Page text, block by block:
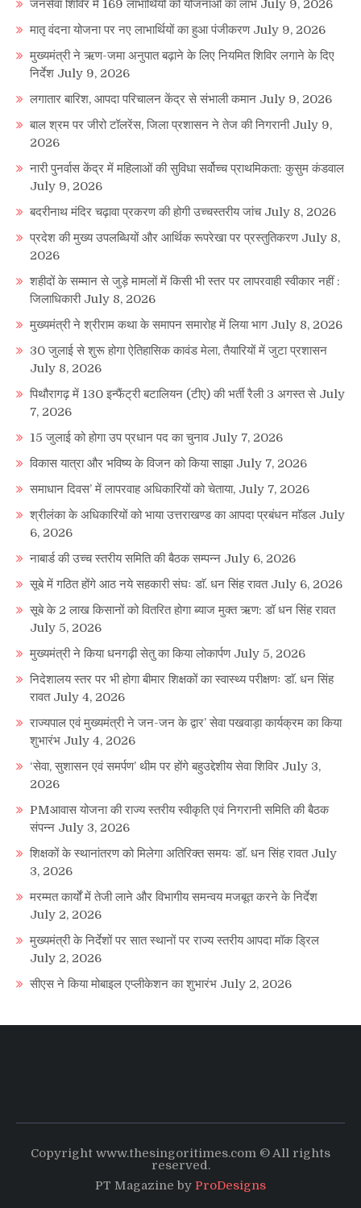
जनसेवा शिविर में 169 लाभार्थियों को योजनाओं का लाभ July 9, 2026
मातृ वंदना योजना पर नए लाभार्थियों का हुआ पंजीकरण July 9, 2026
मुख्यमंत्री ने ऋण-जमा अनुपात बढ़ाने के लिए नियमित शिविर लगाने के दिए
निर्देश July 9, 2026
लगातार बारिश, आपदा परिचालन केंद्र से संभाली कमान July 9, 2026
बाल श्रम पर जीरो टॉलरेंस, जिला प्रशासन ने तेज की निगरानी July 9,
2026
नारी पुनर्वास केंद्र में महिलाओं की सुविधा सर्वोच्च प्राथमिकता: कुसुम कंडवाल
July 9, 2026
बदरीनाथ मंदिर चढ़ावा प्रकरण की होगी उच्चस्तरीय जांच July 8, 2026
प्रदेश की मुख्य उपलब्धियों और आर्थिक रूपरेखा पर प्रस्तुतिकरण July 8,
2026
शहीदों के सम्मान से जुड़े मामलों में किसी भी स्तर पर लापरवाही स्वीकार नहीं :
जिलाधिकारी July 8, 2026
मुख्यमंत्री ने श्रीराम कथा के समापन समारोह में लिया भाग July 8, 2026
30 जुलाई से शुरू होगा ऐतिहासिक कावंड मेला, तैयारियों में जुटा प्रशासन
July 8, 2026
पिथौरागढ़ में 130 इन्फैंट्री बटालियन (टीए) की भर्ती रैली 3 अगस्त से July
7, 2026
15 जुलाई को होगा उप प्रधान पद का चुनाव July 7, 2026
विकास यात्रा और भविष्य के विजन को किया साझा July 7, 2026
समाधान दिवस’ में लापरवाह अधिकारियों को चेताया, July 7, 2026
श्रीलंका के अधिकारियों को भाया उत्तराखण्ड का आपदा प्रबंधन माॅडल July
6, 2026
नाबार्ड की उच्च स्तरीय समिति की बैठक सम्पन्न July 6, 2026
सूबे में गठित होंगे आठ नये सहकारी संघः डाॅ. धन सिंह रावत July 6, 2026
सूबे के 2 लाख किसानों को वितरित होगा ब्याज मुक्त ऋण: डॉ धन सिंह रावत
July 5, 2026
मुख्यमंत्री ने किया धनगढ़ी सेतु का किया लोकार्पण July 5, 2026
निदेशालय स्तर पर भी होगा बीमार शिक्षकों का स्वास्थ्य परीक्षणः डाॅ. धन सिंह
रावत July 4, 2026
राज्यपाल एवं मुख्यमंत्री ने जन-जन के द्वार’ सेवा पखवाड़ा कार्यक्रम का किया
शुभारंभ July 4, 2026
‘सेवा, सुशासन एवं समर्पण’ थीम पर होंगे बहुउद्देशीय सेवा शिविर July 3,
2026
PMआवास योजना की राज्य स्तरीय स्वीकृति एवं निगरानी समिति की बैठक
संपन्न July 3, 2026
शिक्षकों के स्थानांतरण को मिलेगा अतिरिक्त समयः डाॅ. धन सिंह रावत July
3, 2026
मरम्मत कार्यों में तेजी लाने और विभागीय समन्वय मजबूत करने के निर्देश
July 2, 2026
मुख्यमंत्री के निर्देशों पर सात स्थानों पर राज्य स्तरीय आपदा मॉक ड्रिल
July 2, 2026
सीएस ने किया मोबाइल एप्लीकेशन का शुभारंभ July 2, 2026
Copyright www.thesingoritimes.com © All rights
reserved.
PT Magazine by ProDesigns